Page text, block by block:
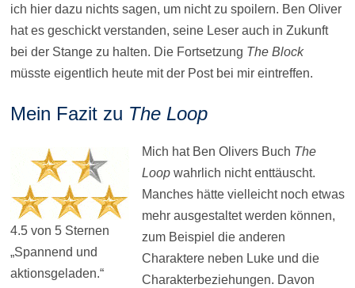
ich hier dazu nichts sagen, um nicht zu spoilern. Ben Oliver
hat es geschickt verstanden, seine Leser auch in Zukunft
bei der Stange zu halten. Die Fortsetzung The Block
müsste eigentlich heute mit der Post bei mir eintreffen.
Mein Fazit zu The Loop
4.5 von 5 Sternen
„Spannend und
aktionsgeladen.“
Mich hat Ben Olivers Buch The
Loopwahrlich nicht enttäuscht.
Manches hätte vielleicht noch etwas
mehr ausgestaltet werden können,
zum Beispiel die anderen
Charaktere neben Luke und die
Charakterbeziehungen. Davon